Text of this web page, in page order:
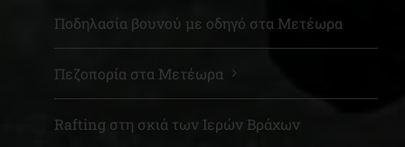
Ποδηλασία βουνού με οδηγό στα Μετέωρα
Πεζοπορία στα Μετέωρα
Rafting στη σκιά των Ιερών Βράχων